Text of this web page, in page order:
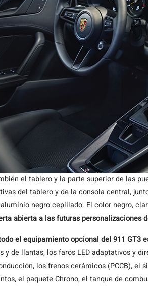
el tablero y la parte superior de las
del tablero y de la consola central,
negro cepillado. El color negro,
abierta a las futuras personalizaciones
el equipamiento opcional del 911 GT3
y de llantas, los faros LED adaptativos y
los frenos cerámicos (PCCB), el
el paquete Chrono, el tanque de